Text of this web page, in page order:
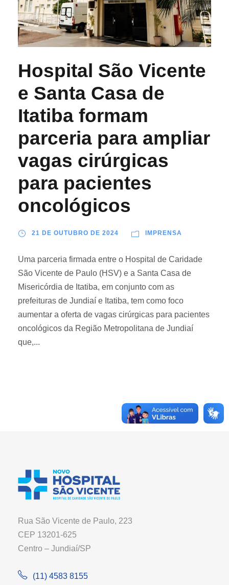
Hospital São Vicente
e Santa Casa de
Itatiba formam
parceria para ampliar
vagas cirúrgicas
para pacientes
oncológicos
21 DE OUTUBRO DE 2024 IMPRENSA
Uma parceria firmada entre o Hospital de Caridade
São Vicente de Paulo (HSV) e a Santa Casa de
Misericórdia de Itatiba, em conjunto com as
prefeituras de Jundiaí e Itatiba, tem como foco
aumentar a oferta de vagas cirúrgicas para pacientes
oncológicos da Região Metropolitana de Jundiaí
que,...
Rua São Vicente de Paulo, 223
CEP 13201-625
Centro – Jundiaí/SP
(11) 4583 8155